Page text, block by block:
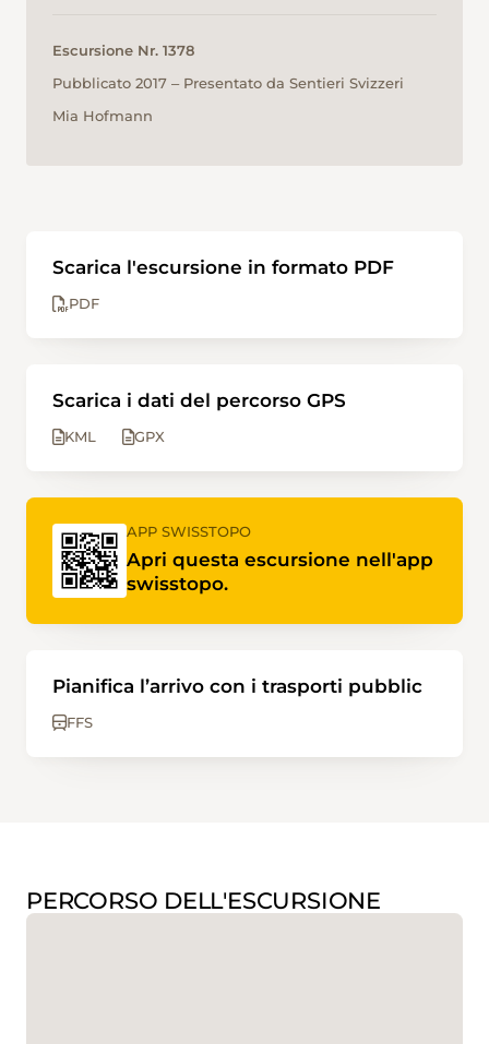
Escursione Nr. 1378
Pubblicato 2017 ‒ Presentato da Sentieri Svizzeri
Mia Hofmann
Scarica l'escursione in formato PDF
PDF
Scarica i dati del percorso GPS
KML GPX
APP SWISSTOPO
Apri questa escursione nell'app
swisstopo.
Pianifica l’arrivo con i trasporti pubblic
FFS
PERCORSO DELL'ESCURSIONE